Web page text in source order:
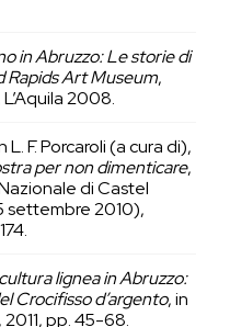
in Abruzzo: Le storie di
Rapids Art Museum,
2008.
F. Porcaroli (a cura di),
per non dimenticare,
di Castel
settembre 2010),
lignea in Abruzzo:
Crocifisso d’argento, in
2011, pp. 45-68.